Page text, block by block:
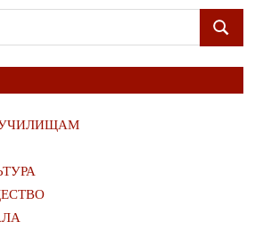
ПОИСК